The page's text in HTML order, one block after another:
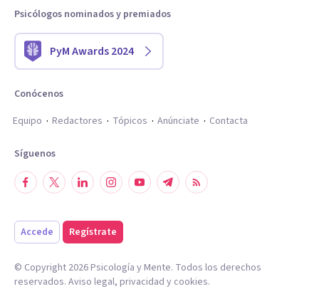
Psicólogos nominados y premiados
PyM Awards 2024
Conócenos
Equipo
Redactores Tópicos Anúnciate Contacta
Síguenos
Accede Regístrate
© Copyright 2026Psicología y Mente. Todos los derechos
reservados. Aviso legal, privacidad y cookies.